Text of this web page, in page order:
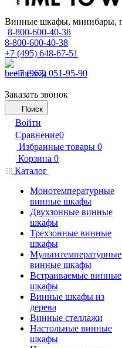
Винные шкафы, минибары,
8-800-600-40-38
8-800-600-40-38
+7 (495) 648-67-51
+7 (967) 051-95-90
Заказать звонок
Поиск
Войти
Сравнение0
Избранные товары 0
Корзина 0
Каталог
Монотемпературные
винные шкафы
Двухзонные винные
шкафы
Трехзонные винные
шкафы
Мультитемпературные
винные шкафы
Встраиваемые винные
шкафы
Винные шкафы из
дерева
Винные стеллажи
Настольные винные
шкафы